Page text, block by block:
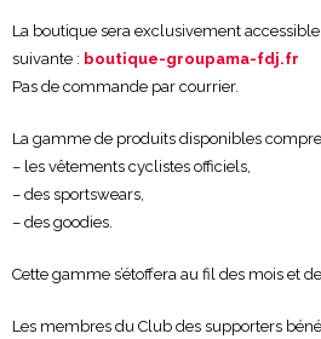
La boutique sera exclusivement accessible
suivante : boutique-groupama-fdj.fr
Pas de commande par courrier.
La gamme de produits disponibles
– les vêtements cyclistes officiels,
– des sportswears,
– des goodies.
Cette gamme s’étoffera au fil des mois et
Les membres du Club des supporters